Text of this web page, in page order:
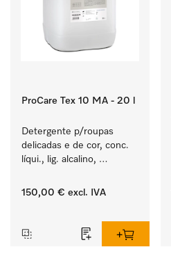
ProCare Tex 10 MA - 20 l
Detergente p/roupas
delicadas e de cor, conc.
líqui., lig. alcalino,
roupa de cor e têxteis
150,00 € excl. IVA